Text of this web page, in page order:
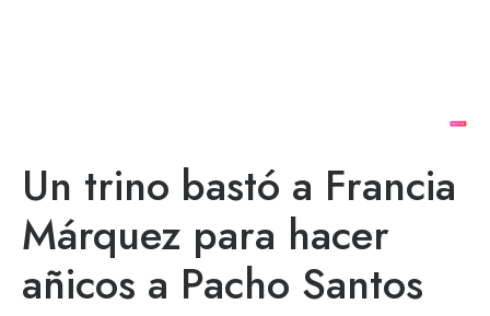
Un trino bastó a Francia
Márquez para hacer
añicos a Pacho Santos